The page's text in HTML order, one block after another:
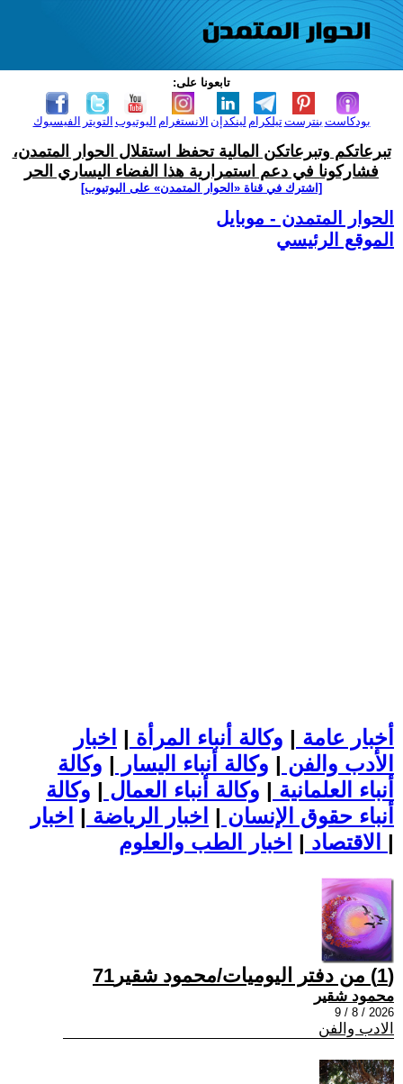
تابعونا على:
الفيسبوك التويتر اليوتيوب الانستغرام لينكدإن تيلكرامبنترست بودكاست
تبرعاتكم وتبرعاتكن المالية تحفظ استقلال الحوار المتمدن،
فشاركونا في دعم استمرارية هذا الفضاء اليساري الحر
[اشترك في قناة ‫«الحوار المتمدن» على اليوتيوب]
الحوار المتمدن - موبايل
الموقع الرئيسي
أخبار عامة | وكالة أنباء المرأة | اخبار
الأدب والفن | وكالة أنباء اليسار | وكالة
أنباء العلمانية | وكالة أنباء العمال | وكالة
أنباء حقوق الإنسان | اخبار الرياضة | اخبار
الاقتصاد | |
(1) من دفتر اليوميات/محمود شقير71
محمود شقير
2026 / 8 / 9
الادب والفن